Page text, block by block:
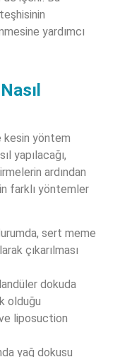
teşhisinin
yardımcı
kesin yöntem
yapılacağı,
ardından
farklı yöntemler
sert meme
çıkarılması
dokuda
olduğu
liposuction
yağ dokusu